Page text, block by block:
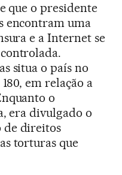
que o presidente
encontram uma
e a Internet se
situa o país no
em relação a
o
era divulgado o
de direitos
torturas que